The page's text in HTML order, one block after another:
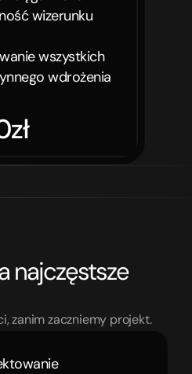
wizerunku
wszystkich
wdrożenia
najczęstsze
zanim zaczniemy projekt.